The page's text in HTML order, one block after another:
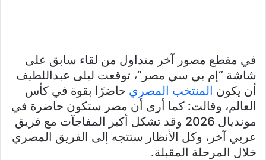
في مقطع مصور آخر متداول من لقاء سابق على
شاشة “إم بي سي مصر”، توقعت ليلى عبداللطيف
أن يكون المنتخب المصري حاضرًا بقوة في كأس
العالم، وقالت: كما أرى أن مصر ستكون حاضرة في
مونديال 2026 وقد تشكل أكبر المفاجآت مع فريق
عربي آخر، وكل الأنظار ستتجه إلى الفريق المصري
خلال المرحلة المقبلة.